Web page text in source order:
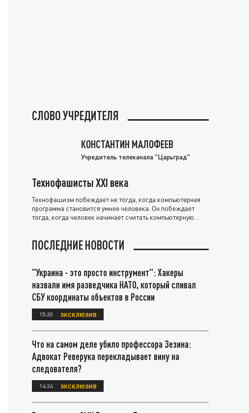
СЛОВО УЧРЕДИТЕЛЯ
КОНСТАНТИН МАЛОФЕЕВ
Учредитель телеканала "Царьград"
Технофашисты XXI века
Технофашизм побеждает не тогда, когда компьютерная
программа становится умнее человека. Он побеждает
тогда, когда человек начинает считать компьютерную
ПОСЛЕДНИЕ НОВОСТИ
"Украина - это просто инструмент": Хакеры
назвали имя разведчика НАТО, который сливал
СБУ координаты объектов в России
15:20 ЭКСКЛЮЗИВ
Что на самом деле убило профессора Зезина:
Адвокат Реверука перекладывает вину на
следователя?
14:24 ЭКСКЛЮЗИВ